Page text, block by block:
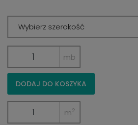
Wybierz szerokość
mb
DODAJ DO KOSZYKA
m2